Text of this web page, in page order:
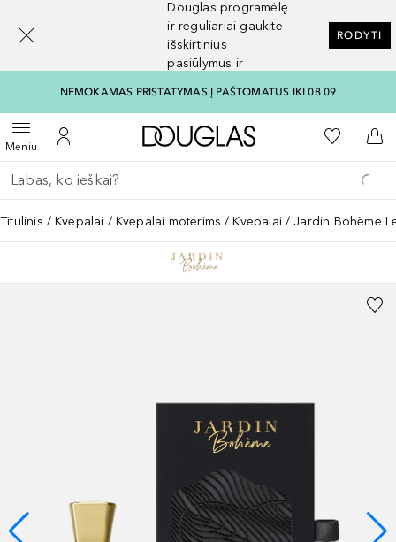
Douglas programėlę
ir reguliariai gaukite
išskirtinius
pasiūlymus ir
RODYTI
NEMOKAMAS PRISTATYMAS Į PAŠTOMATUS IKI 08 09
MeniuAtidaryti meniuĮ mano paskyrą
Į Douglas pagrindinį
Į mano
Į
Grįžk atgal
Vykdykite paiešką
Titulinis Kvepalai Kvepalai moterims Kvepalai Jardin Bohème
[navigation.slideout.screenreader]